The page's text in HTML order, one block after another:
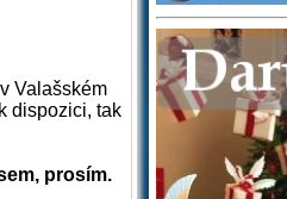
Valašském
dispozici, tak
prosím.